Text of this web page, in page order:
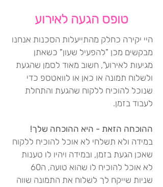
טופס הגעה לאירוע
היי יקירה כחלק מהתייעלות הסכנות אנחנו
מבקשים מכן "להפעיל שעון" כשאתן
מגיעות לאירוע", חשוב מאוד לסמן שהגעת
ולשלוח תמונה או כאן או לוואטספ כדי
שנוכל להוכיח ללקוח שהגעת והתחלת
לעבוד בזמן.
ההוכחה הזאת - היא ההוכחה שלך!
במידה ולא תשלחי לא אוכל להוכיח ללקוח
שאכן הגעת בזמן, ובמידה ויהיו לו טענות
לא אוכל להוכיח לו שהוא טועה, ה60
שניות שייקח לך לשלוח את התמונה שווה